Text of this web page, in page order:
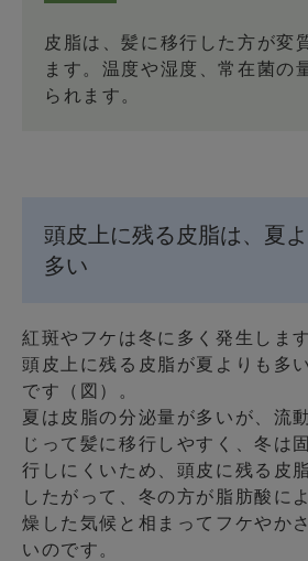
皮脂は、髪に移行した方が変
ます。温度や湿度、常在菌の
られます。
頭皮上に残る皮脂は、夏
多い
紅斑やフケは冬に多く発生しま
頭皮上に残る皮脂が夏よりも多
です（図）。
夏は皮脂の分泌量が多いが、流
じって髪に移行しやすく、冬は
行しにくいため、頭皮に残る皮
したがって、冬の方が脂肪酸に
燥した気候と相まってフケやか
いのです。